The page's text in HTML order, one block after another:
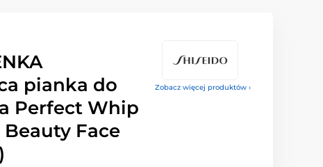
Zobacz więcej produktów ›
pianka do
Perfect Whip
Face